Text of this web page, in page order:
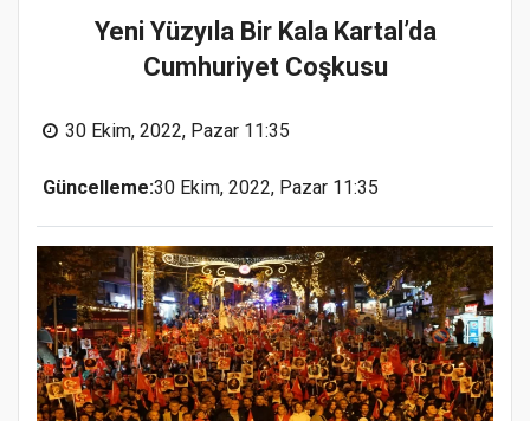
Yeni Yüzyıla Bir Kala Kartal’da
Cumhuriyet Coşkusu
30 Ekim, 2022, Pazar 11:35
Güncelleme:30 Ekim, 2022, Pazar 11:35